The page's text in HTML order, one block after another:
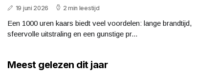
19 juni 2026 2 min leestijd
Een 1000 uren kaars biedt veel voordelen: lange brandtijd,
sfeervolle uitstraling en een gunstige pr...
Meest gelezen dit jaar